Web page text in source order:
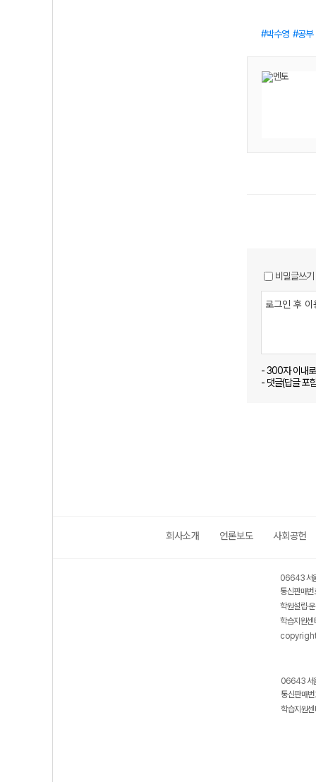
박수영 공부
비밀글쓰기
- 300자 이내
- 댓글(답글 포
회사소개 언론보도 사회공헌
06643 서
통신판매
학원설립·
학습지원
06643 서
통신판매
학습지원